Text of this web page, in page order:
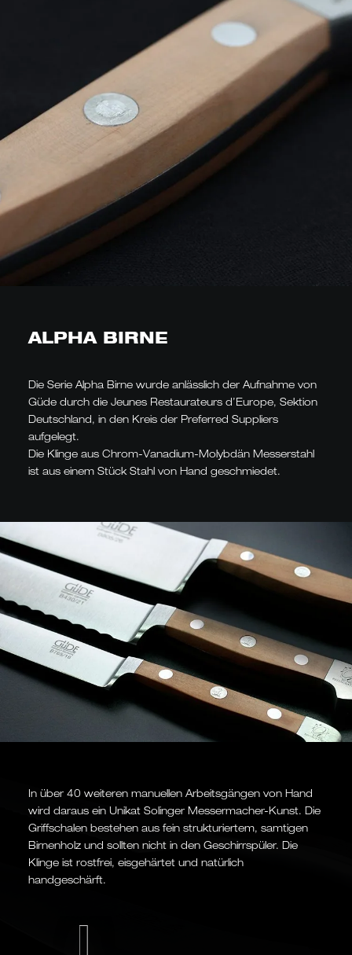
ALPHA BIRNE
Die Serie Alpha Birne wurde anlässlich der Aufnahme von
Güde durch die Jeunes Restaurateurs d’Europe, Sektion
Deutschland, in den Kreis der Preferred Suppliers
aufgelegt.
Die Klinge aus Chrom-Vanadium-Molybdän Messerstahl
ist aus einem Stück Stahl von Hand geschmiedet.
In über 40 weiteren manuellen Arbeitsgängen von Hand
wird daraus ein Unikat Solinger Messermacher-Kunst. Die
Griffschalen bestehen aus fein strukturiertem, samtigen
Birnenholz und sollten nicht in den Geschirrspüler. Die
Klinge ist rostfrei, eisgehärtet und natürlich
handgeschärft.